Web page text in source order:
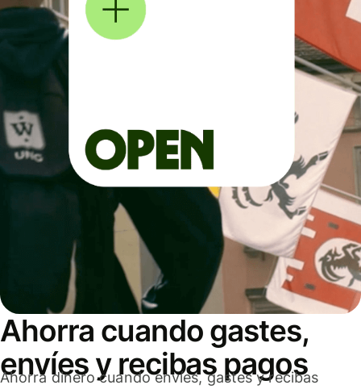
Ahorra cuando gastes,
envíes y recibas pagos
Ahorra dinero cuando envíes, gastes y recibas